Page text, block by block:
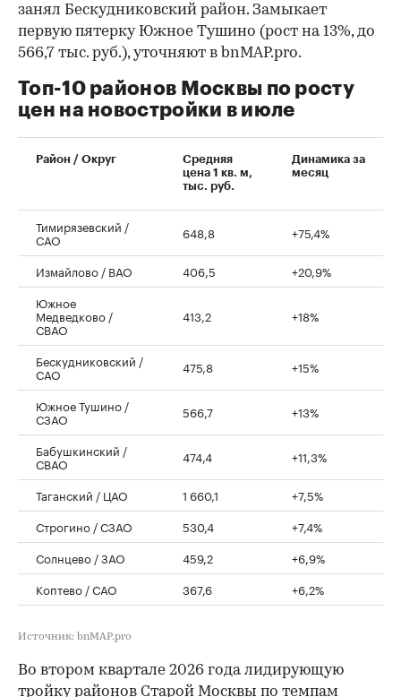
00:00 / 00:00
занял Бескудниковский район. Замыкает
первую пятерку Южное Тушино (рост на 13%, до
566,7 тыс. руб.), уточняют в bnMAP.pro.
Топ-10 районов Москвы по росту
цен на новостройки в июле
Район / Округ
Средняя
цена 1 кв. м,
тыс. руб.
Динамика за
месяц
Тимирязевский /
САО 648,8 +75,4%
Измайлово / ВАО 406,5
+20,9%
Южное
Медведково /
СВАО
413,2 +18%
Бескудниковский /
САО 475,8 +15%
Южное Тушино /
СЗАО 566,7 +13%
Бабушкинский /
СВАО 474,4 +11,3%
Таганский / ЦАО 1 660,1
+7,5%
Строгино / СЗАО
530,4
+7,4%
Солнцево / ЗАО
459,2
+6,9%
Коптево / САО
367,6 +6,2%
Источник: bnMAP.pro
Во втором квартале 2026 года лидирующую
тройку районов Старой Москвы по темпам